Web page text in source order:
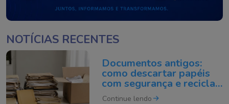
NOTÍCIAS RECENTES
Documentos antigos:
como descartar papéis
com segurança e reciclar
do jeito certo
Continue lendo